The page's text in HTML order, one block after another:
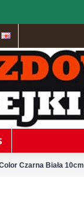
Czarna Biała 10cm